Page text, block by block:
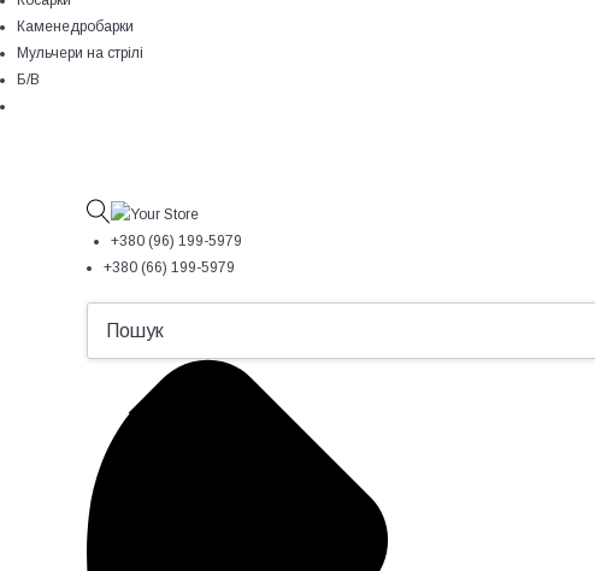
Каменедробарки
Мульчери на стрілі
Б/В
+380 (96) 199-5979
+380 (66) 199-5979